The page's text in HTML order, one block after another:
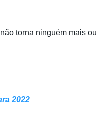
torna ninguém mais ou
2022